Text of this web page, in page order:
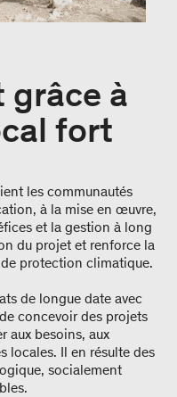
grâce à
fort
les communautés
à la mise en œuvre,
et la gestion à long
du projet et renforce la
protection climatique.
de longue date avec
concevoir des projets
aux besoins, aux
locales. Il en résulte des
socialement